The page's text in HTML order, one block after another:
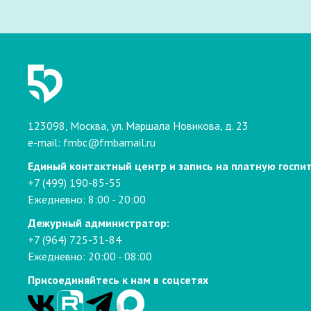
123098, Москва, ул. Маршала Новикова, д. 23
e-mail: fmbc@fmbamail.ru
Единый контактный центр и запись на платную
+7 (499) 190-85-55
Ежедневно: 8:00 - 20:00
Дежурный администратор:
+7 (964) 725-31-84
Ежедневно: 20:00 - 08:00
Присоединяйтесь к нам в соцсетях